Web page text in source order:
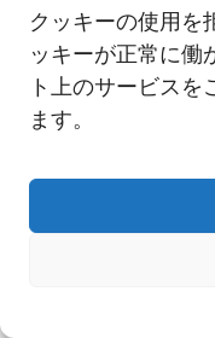
クッキーの使用を
ッキーが正常に働
ト上のサービスを
ます。
Copyright© NNR